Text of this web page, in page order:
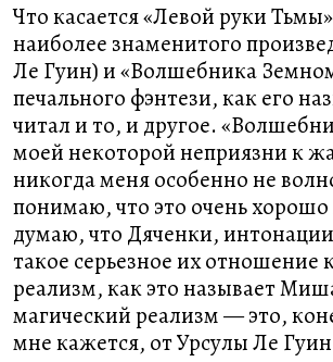
Что касается «Левой руки
наиболее знаменитого
Ле Гуин) и «Волшебника
печального фэнтези, как его
читал и то, и другое.
моей некоторой неприязни к
никогда меня особенно не
понимаю, что это очень
думаю, что Дяченки,
такое серьезное их отношение
реализм, как это называет
магический реализм — это,
мне кажется, от Урсулы Ле